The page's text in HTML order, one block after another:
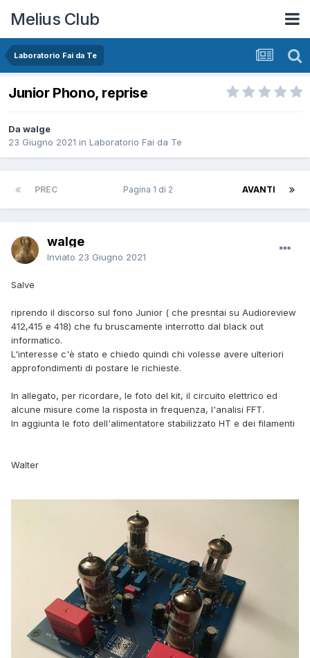
Melius Club
Laboratorio Fai da Te
Junior Phono, reprise
Da walge
23 Giugno 2021 in Laboratorio Fai da Te
PREC AVANTI
Pagina 1 di 2
walge
Inviato 23 Giugno 2021
Salve
riprendo il discorso sul fono Junior ( che presntai su Audioreview
412,415 e 418) che fu bruscamente interrotto dal black out
informatico.
L'interesse c'è stato e chiedo quindi chi volesse avere ulteriori
approfondimenti di postare le richieste.
In allegato, per ricordare, le foto del kit, il circuito elettrico ed
alcune misure come la risposta in frequenza, l'analisi FFT.
In aggiunta le foto dell'alimentatore stabilizzato HT e dei filamenti
Walter